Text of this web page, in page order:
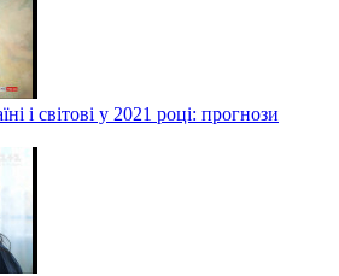
і світові у 2021 році: прогнози